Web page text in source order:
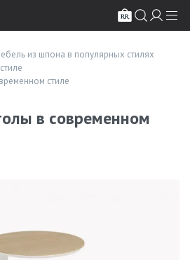
из шпона в популярных стилях
стиле
в современном